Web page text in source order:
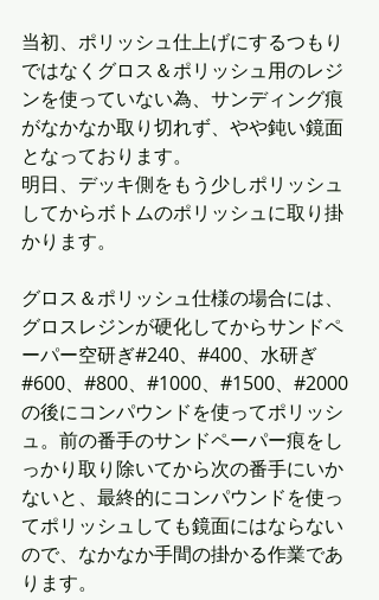
当初、ポリッシュ仕上げにするつもり
ではなくグロス＆ポリッシュ用のレジ
ンを使っていない為、サンディング痕
がなかなか取り切れず、やや鈍い鏡面
となっております。
明日、デッキ側をもう少しポリッシュ
してからボトムのポリッシュに取り掛
かります。
グロス＆ポリッシュ仕様の場合には、
グロスレジンが硬化してからサンドペ
ーパー空研ぎ#240、#400、水研ぎ
#600、#800、#1000、#1500、#2000
の後にコンパウンドを使ってポリッシ
ュ。前の番手のサンドペーパー痕をし
っかり取り除いてから次の番手にいか
ないと、最終的にコンパウンドを使っ
てポリッシュしても鏡面にはならない
ので、なかなか手間の掛かる作業であ
ります。